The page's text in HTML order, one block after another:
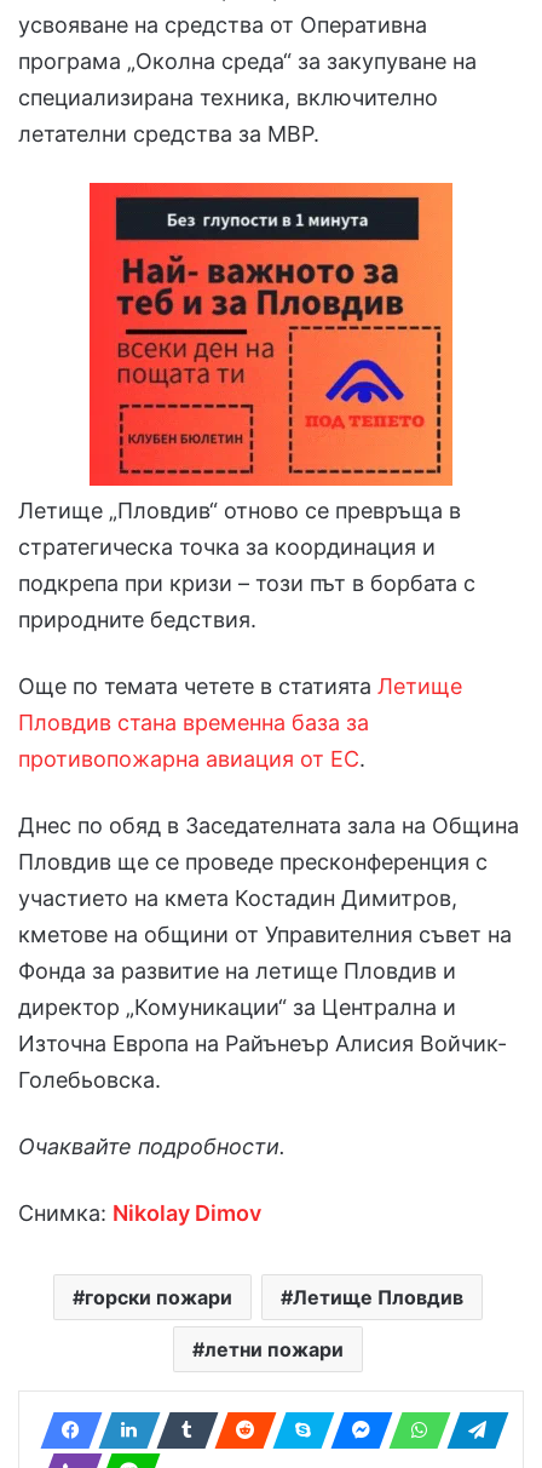
усвояване на средства от Оперативна
програма „Околна среда“ за закупуване на
специализирана техника, включително
летателни средства за МВР.
Летище „Пловдив“ отново се превръща в
стратегическа точка за координация и
подкрепа при кризи – този път в борбата с
природните бедствия.
Още по темата четете в статията Летище
Пловдив стана временна база за
противопожарна авиация от ЕС.
Днес по обяд в Заседателната зала на Община
Пловдив ще се проведе пресконференция с
участието на кмета Костадин Димитров,
кметове на общини от Управителния съвет на
Фонда за развитие на летище Пловдив и
директор „Комуникации“ за Централна и
Източна Европа на Райънеър Алисия Войчик-
Голебьовска.
Очаквайте подробности.
Снимка: Nikolay Dimov
горски пожари Летище Пловдив
летни пожари